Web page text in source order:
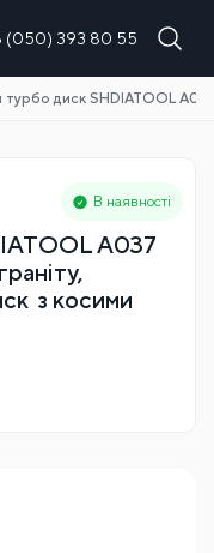
(050) 393 80 55
UA
турбо диск SHDIATOOL
В наявності
A037
з косими